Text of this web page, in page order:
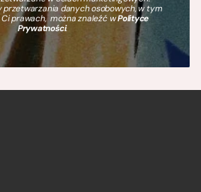
przetwarzania danych osobowych, w tym
prawach, można znaleźć wPolityce
Prywatności.